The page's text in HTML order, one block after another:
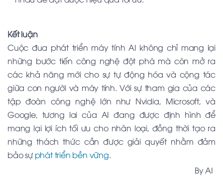
Kết luận
Cuộc đua phát triển máy tính AI không chỉ mang lại
những bước tiến công nghệ đột phá mà còn mở ra
các khả năng mới cho sự tự động hóa và cộng tác
giữa con người và máy tính. Với sự tham gia của các
tập đoàn công nghệ lớn như Nvidia, Microsoft, và
Google, tương lai của AI đang được định hình để
mang lại lợi ích tối ưu cho nhân loại, đồng thời tạo ra
những thách thức cần được giải quyết nhằm đảm
bảo sự phát triển bền vững.
By AI